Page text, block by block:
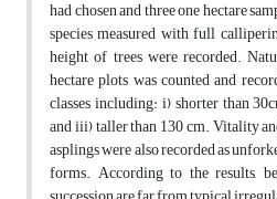
had chosen and three one hectare
species measured with full
height of trees were recorded.
hectare plots was counted and
classes including: i) shorter than
and iii) taller than 130 cm. Vitality
asplings were also recorded as
forms. According to the results,